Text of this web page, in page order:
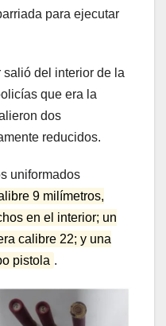
para ejecutar
salió del interior de la
que era la
dos
reducidos.
uniformados
9 milímetros,
en el interior; un
calibre 22; y una
pistola .